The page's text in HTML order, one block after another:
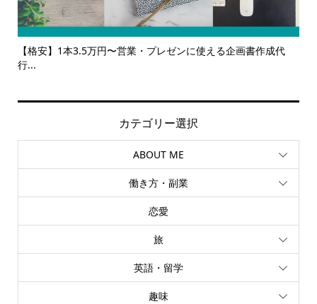
【サービス一覧】広報・企画・デザインの単発依頼からトータ
ルサ...
カテゴリー選択
ABOUT ME
働き方・副業
恋愛
旅
英語・留学
趣味